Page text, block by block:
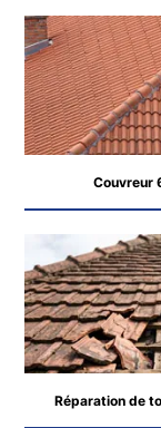
Couvreur
Réparation de